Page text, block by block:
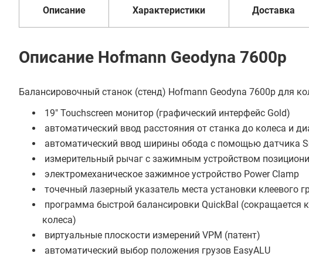
Добавить в корзину
мес
Описание Характеристики Доставка
Описание Hofmann Geodyna 7600p
Балансировочный станок (стенд) Hofmann Geodyna 7600p для
19" Touchscreen монитор (графический интерфейс Gold)
автоматический ввод расстояния от станка до колеса и
автоматический ввод ширины обода с помощью датчика
измерительный рычаг с зажимным устройством
электромеханическое зажимное устройство Power Clamp
точечный лазерный указатель места установки клеевого
программа быстрой балансировки QuickBal (сокращается
колеса)
виртуальные плоскости измерений VPM (патент)
автоматический выбор положения грузов EasyALU